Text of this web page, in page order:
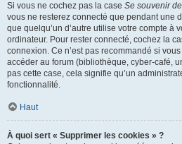
Si vous ne cochez pas la case Se souvenir
vous ne resterez connecté que pendant une
que quelqu’un d’autre utilise votre compte à
ordinateur. Pour rester connecté, cochez la
connexion. Ce n’est pas recommandé si
accéder au forum (bibliothèque, cyber-café,
pas cette case, cela signifie qu’un
fonctionnalité.
Haut
À quoi sert « Supprimer les cookies » ?